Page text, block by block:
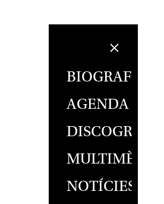
BIOGRAFIA
AGENDA
MULTIMÈDIA
NOTÍCIES